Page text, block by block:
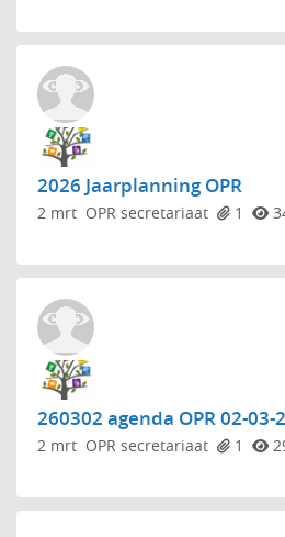
2026 Jaarplanning OPR
2 mrt OPR secretariaat 1
260302 agenda OPR 02-03-
2 mrt OPR secretariaat 1